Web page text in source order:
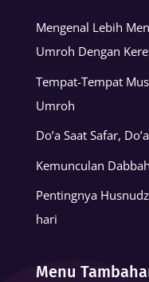
Mengenal Lebih
Umroh Dengan
Tempat-Tempat
Umroh
Do’a Saat Safar,
Kemunculan
Pentingnya
hari
Menu